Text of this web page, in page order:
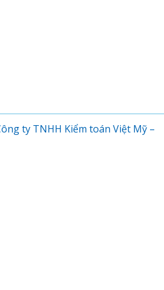
ty TNHH Kiểm toán Việt Mỹ –